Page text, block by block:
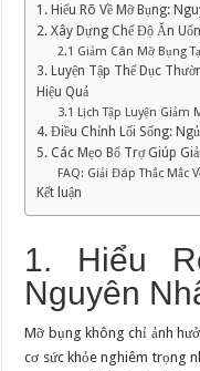
1. Hiểu Rõ Về Mỡ Bụng:
2. Xây Dựng Chế Độ Ăn
2.1 Giảm Cân Mỡ Bụng
3. Luyện Tập Thể Dục
Hiệu Quả
3.1 Lịch Tập Luyện Giảm
4. Điều Chỉnh Lối Sống:
5. Các Mẹo Bổ Trợ Giúp
FAQ: Giải Đáp Thắc Mắc
Kết luận
1. Hiểu
Nguyên
Mỡ bụng không chỉ ảnh
cơ sức khỏe nghiêm trọng